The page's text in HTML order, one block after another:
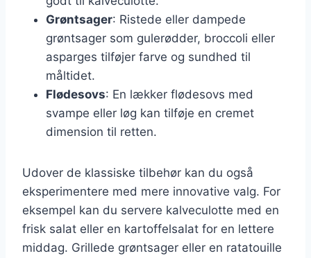
Grøntsager: Ristede eller dampede
grøntsager som gulerødder, broccoli eller
asparges tilføjer farve og sundhed til
måltidet.
Flødesovs: En lækker flødesovs med
svampe eller løg kan tilføje en cremet
dimension til retten.
Udover de klassiske tilbehør kan du også
eksperimentere med mere innovative valg. For
eksempel kan du servere kalveculotte med en
frisk salat eller en kartoffelsalat for en lettere
middag. Grillede grøntsager eller en ratatouille